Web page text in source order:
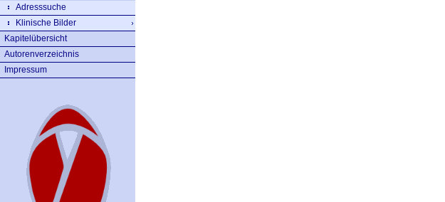
Adresssuche
Klinische Bilder
Kapitelübersicht
Autorenverzeichnis
Impressum